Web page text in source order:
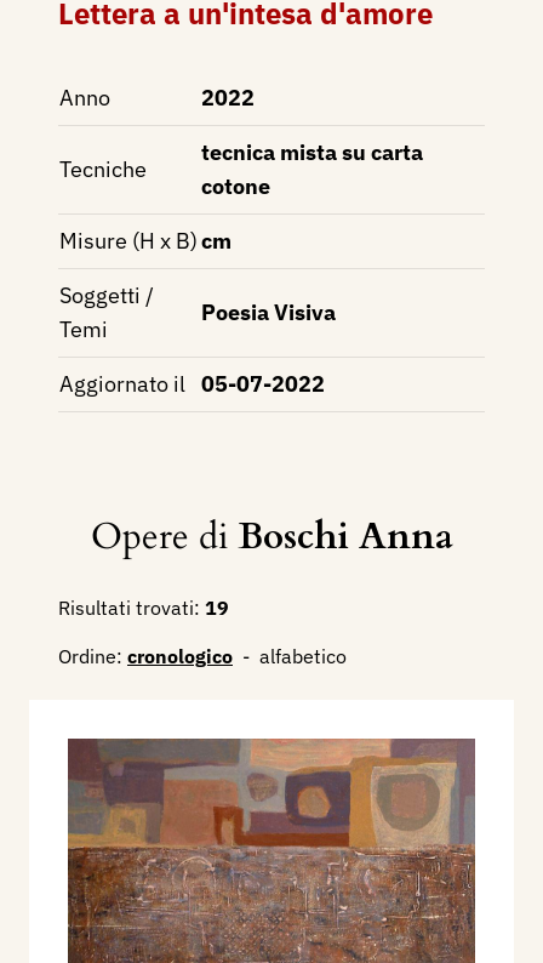
Lettera a un'intesa d'amore
Anno 2022
Tecniche
tecnica mista su carta
cotone
Misure (H x B)cm
Soggetti /
Temi
Poesia Visiva
Aggiornato il 05-07-2022
Opere diBoschi Anna
Risultati trovati: 19
Ordine: cronologico - alfabetico